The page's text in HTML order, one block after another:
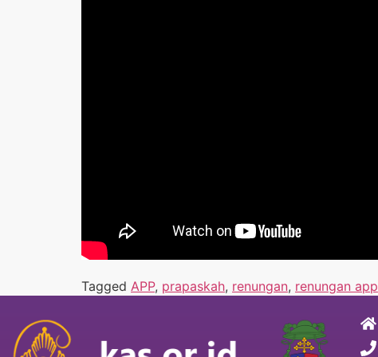
Tagged APP, prapaskah, renungan, renungan app